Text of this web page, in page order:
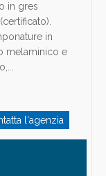
in gres
in
melaminico e
l'agenzia